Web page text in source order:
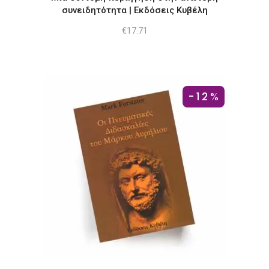
συνειδητότητα | Εκδόσεις Κυβέλη
€17.71
-12%